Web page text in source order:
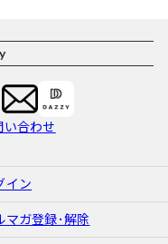
合わせ
イン
マガ登録･解除